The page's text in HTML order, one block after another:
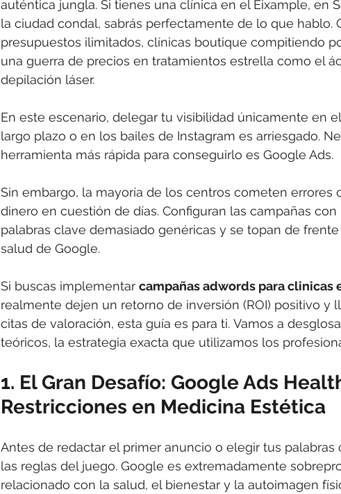
auténtica jungla. Si tienes una clínica en el Eixample, en
la ciudad condal, sabrás perfectamente de lo que hablo.
presupuestos ilimitados, clínicas boutique compitiendo
una guerra de precios en tratamientos estrella como el
depilación láser.
En este escenario, delegar tu visibilidad únicamente en
largo plazo o en los bailes de Instagram es arriesgado.
herramienta más rápida para conseguirlo es Google Ads.
Sin embargo, la mayoría de los centros cometen errores
dinero en cuestión de días. Configuran las campañas
palabras clave demasiado genéricas y se topan de
salud de Google.
Si buscas implementar campañas adwords para clinicas
realmente dejen un retorno de inversión (ROI) positivo y
citas de valoración, esta guía es para ti. Vamos a
teóricos, la estrategia exacta que utilizamos los
1. El Gran Desafío: Google Ads
Restricciones en Medicina Estética
Antes de redactar el primer anuncio o elegir tus palabras
las reglas del juego. Google es extremadamente
relacionado con la salud, el bienestar y la autoimagen